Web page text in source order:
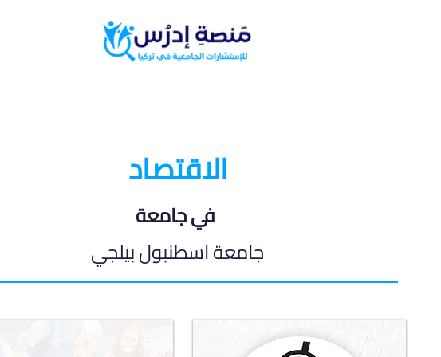
الاقتصاد
جامعة اسطنبول بيلجي